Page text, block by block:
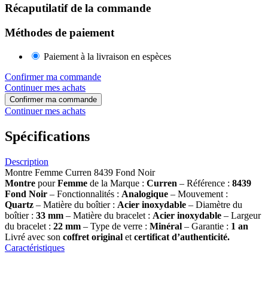
Récaputilatif de la commande
Méthodes de paiement
Paiement à la livraison en espèces
Confirmer ma commande
Continuer mes achats
Confirmer ma commande
Continuer mes achats
Spécifications
Description
Montre Femme Curren 8439 Fond Noir
Montre pourFemme de la Marque : Curren – Référence : 8439
Fond Noir – Fonctionnalités : Analogique – Mouvement :
Quartz – Matière du boîtier : Acier inoxydable – Diamètre du
boîtier : 33 mm – Matière du bracelet : Acier inoxydable – Largeur
du bracelet : 22 mm – Type de verre : Minéral – Garantie : 1 an
Livré avec son coffret original et certificat d’authenticité.
Caractéristiques